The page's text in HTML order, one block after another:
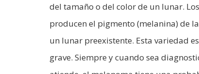
del tamaño o del color de un lunar.
producen el pigmento (melanina) de
un lunar preexistente. Esta variedad
grave. Siempre y cuando sea